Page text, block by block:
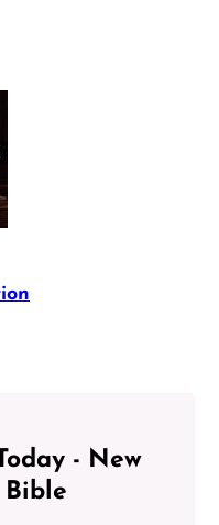
- New
Bible